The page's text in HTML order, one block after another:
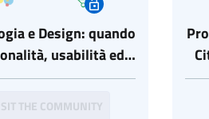
e Design: quando
usabilità ed
cercano casa
THE COMMUNITY